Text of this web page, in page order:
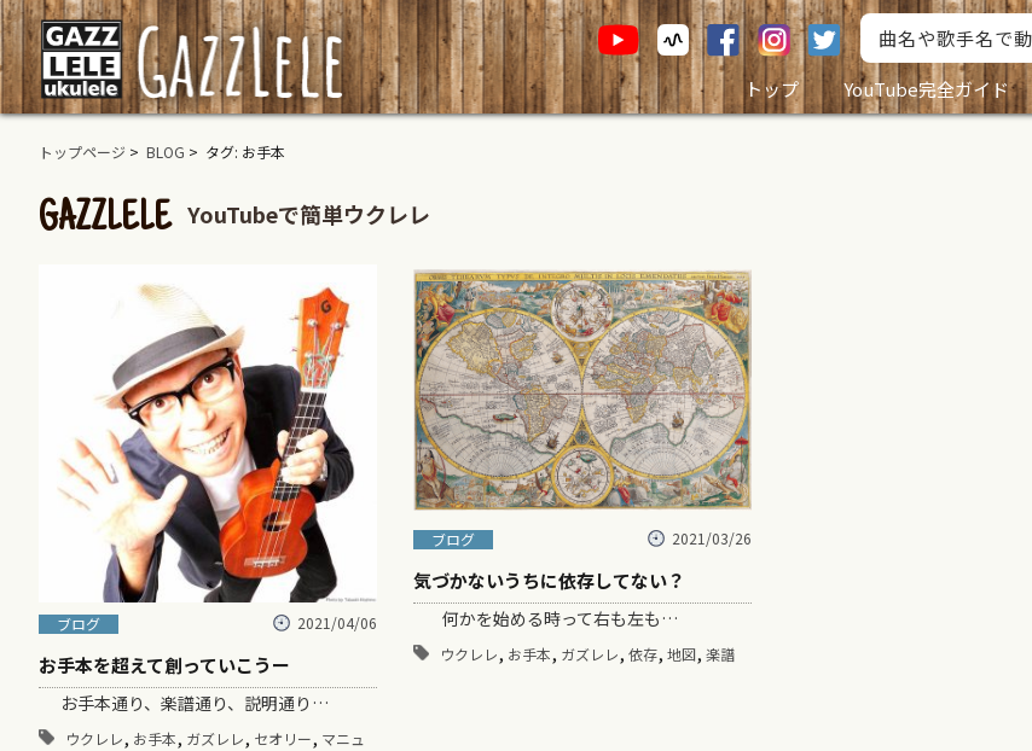
トップ
YouTube完全ガイド
トップページ > BLOG > タグ: お手本
GAZZLELE YouTubeで簡単ウクレレ
ブログ 2021/04/06
お手本を超えて創っていこうー
お手本通り、楽譜通り、説明通り…
ウクレレ, お手本, ガズレレ, セオリー, マニュ
ブログ 2021/03/26
気づかないうちに依存してない？
何かを始める時って右も左も…
ウクレレ, お手本, ガズレレ, 依存, 地図, 楽譜